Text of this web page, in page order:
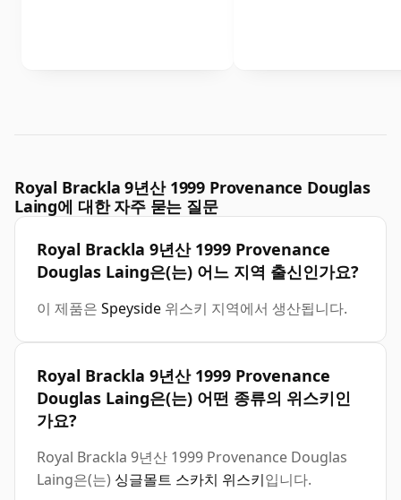
Royal Brackla 9년산 1999 Provenance Douglas
Laing에 대한 자주 묻는 질문
Royal Brackla 9년산 1999 Provenance
Douglas Laing은(는) 어느 지역 출신인가요?
이 제품은 Speyside 위스키 지역에서 생산됩니다.
Royal Brackla 9년산 1999 Provenance
Douglas Laing은(는) 어떤 종류의 위스키인
가요?
Royal Brackla 9년산 1999 Provenance Douglas
Laing은(는) 싱글몰트 스카치 위스키입니다.